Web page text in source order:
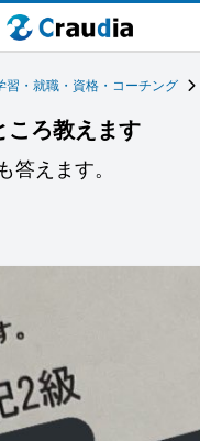
習・就職・資格・コーチング
ころ教えます
答えます。